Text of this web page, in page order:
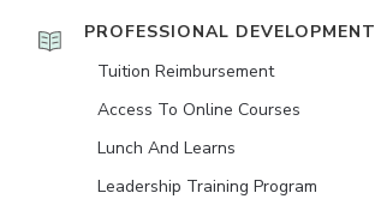
PROFESSIONAL DEVELOPMENT
Tuition Reimbursement
Access To Online Courses
Lunch And Learns
Leadership Training Program